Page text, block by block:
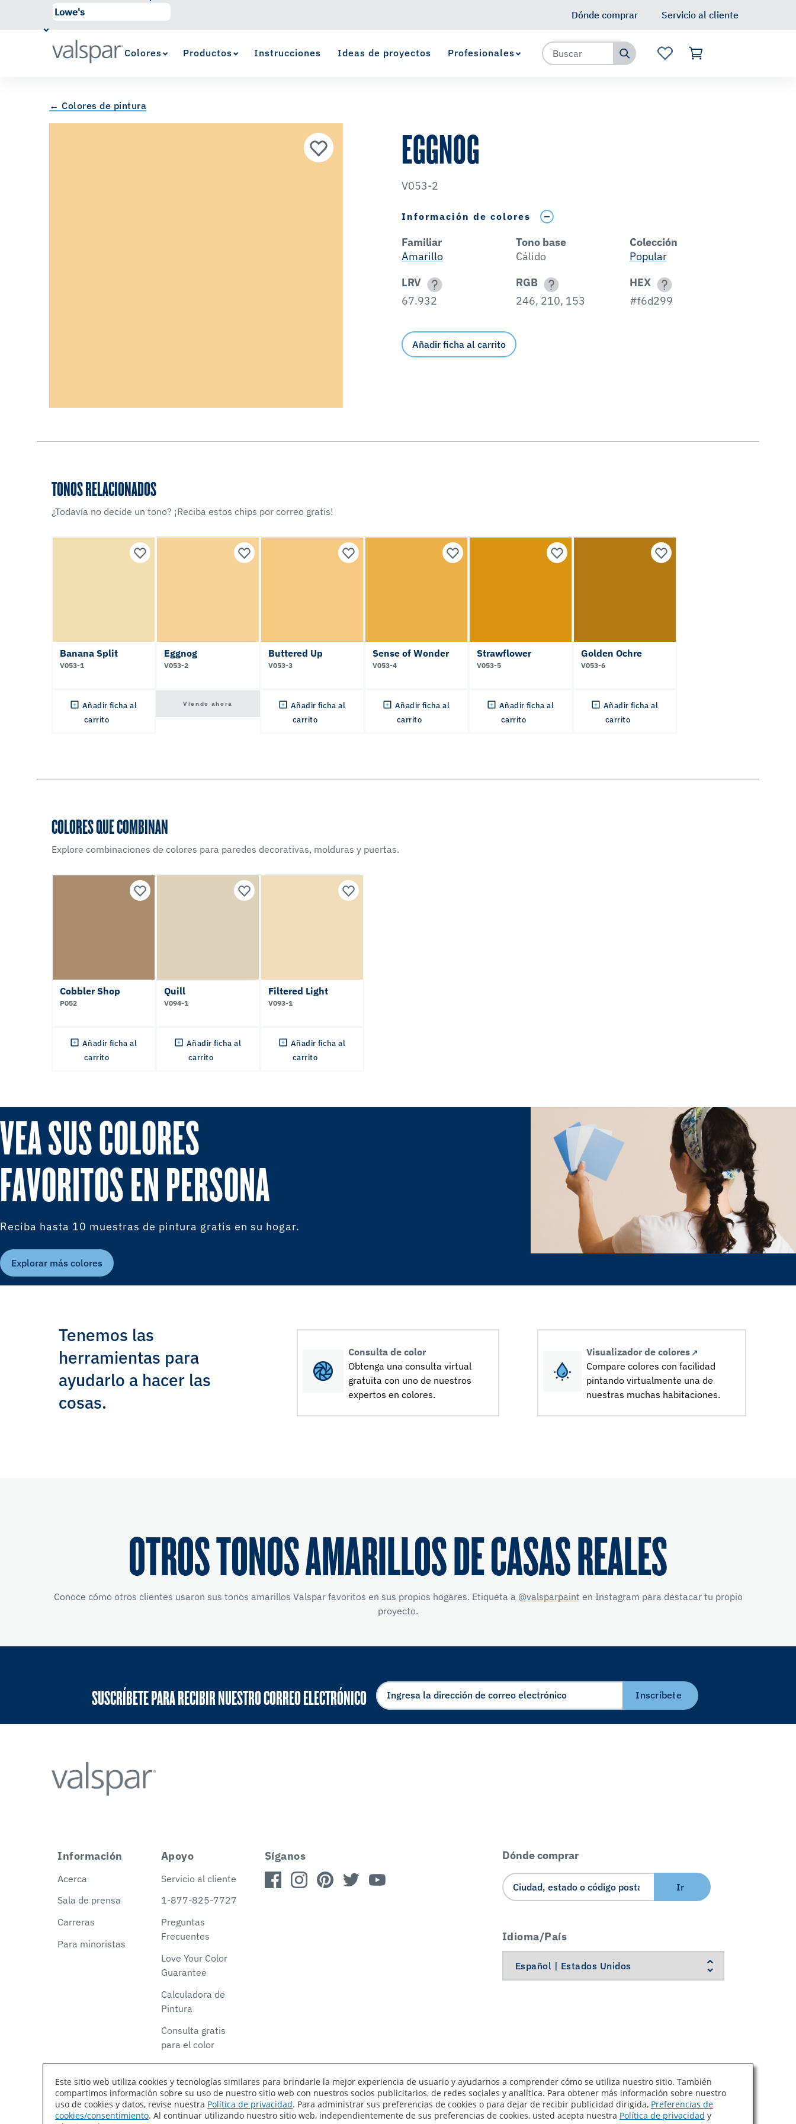
Dónde comprar
Servicio al cliente
Colores Productos Instrucciones Ideas de proyectos Profesionales
← Colores de pintura
EGGNOG
V053-2
Información de colores
Familiar
Amarillo
Tono base
Cálido
Colección
Popular
LRV
67.932
RGB
246, 210, 153
HEX
#f6d299
Añadir ficha al carrito
TONOS RELACIONADOS
¿Todavía no decide un tono? ¡Reciba estos chips por correo gratis!
Banana Split
V053-1
Añadir ficha al
carrito
Eggnog
V053-2
Viendo ahora
Buttered Up
V053-3
Añadir ficha al
carrito
Sense of Wonder
V053-4
Añadir ficha al
carrito
Strawflower
V053-5
Añadir ficha al
carrito
Golden Ochre
V053-6
Añadir ficha al
carrito
COLORES QUE COMBINAN
Explore combinaciones de colores para paredes decorativas, molduras y puertas.
Cobbler Shop
P052
Añadir ficha al
carrito
Quill
V094-1
Añadir ficha al
carrito
Filtered Light
V093-1
Añadir ficha al
carrito
VEA SUS COLORES
FAVORITOS EN PERSONA
Reciba hasta 10 muestras de pintura gratis en su hogar.
Explorar más colores
Tenemos las
herramientas para
ayudarlo a hacer las
cosas.
Consulta de color
Obtenga una consulta virtual
gratuita con uno de nuestros
expertos en colores.
Visualizador de colores
Compare colores con facilidad
pintando virtualmente una de
nuestras muchas habitaciones.
OTROS TONOS AMARILLOS DE CASAS REALES
Conoce cómo otros clientes usaron sus tonos amarillos Valspar favoritos en sus propios hogares. Etiqueta a @valsparpaint en Instagram para destacar tu propio
proyecto.
SUSCRÍBETE PARA RECIBIR NUESTRO CORREO ELECTRÓNICO Inscríbete
Información
Acerca
Sala de prensa
Carreras
Para minoristas
Apoyo
Servicio al cliente
1-877-825-7727
Preguntas
Frecuentes
Love Your Color
Guarantee
Calculadora de
Pintura
Consulta gratis
para el color
Síganos Dónde comprar
Ir
Idioma/País
Declaración de accesibilidad Mapa del sitio Términos de uso Privacidad Sus preferencias de privacidad
Ley de Cadenas de Suministro de California
Coil Coatings
Este sitio web utiliza cookies y tecnologías similares para brindarle la mejor experiencia de usuario y ayudarnos a comprender cómo se utiliza nuestro sitio. También
compartimos información sobre su uso de nuestro sitio web con nuestros socios publicitarios, de redes sociales y analítica. Para obtener más información sobre nuestro
uso de cookies y datos, revise nuestra Política de privacidad. Para administrar sus preferencias de cookies o para dejar de recibir publicidad dirigida, Preferencias de
cookies/consentimiento. Al continuar utilizando nuestro sitio web, independientemente de sus preferencias de cookies, usted acepta nuestra Política de privacidad y